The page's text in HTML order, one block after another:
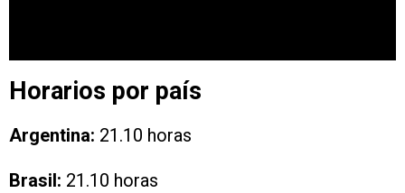
Horarios por país
Argentina: 21.10 horas
Brasil: 21.10 horas